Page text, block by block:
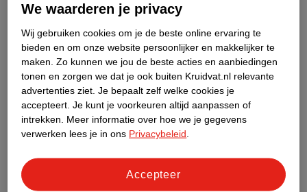
Olvarit 12+M Acht
Granen Ontbijtpap
2.
45
Olvarit 15+M
Multigranen &
Maïsvlokken
2.
45
We waarderen je privacy
Wij gebruiken cookies om je de beste online ervaring te
bieden en om onze website persoonlijker en makkelijker te
maken. Zo kunnen we jou de beste acties en aanbiedingen
tonen en zorgen we dat je ook buiten Kruidvat.nl relevante
advertenties ziet. Je bepaalt zelf welke cookies je
accepteert. Je kunt je voorkeuren altijd aanpassen of
intrekken.
Meer informatie over hoe we je gegevens
verwerken lees je in ons Privacybeleid
Accepteer